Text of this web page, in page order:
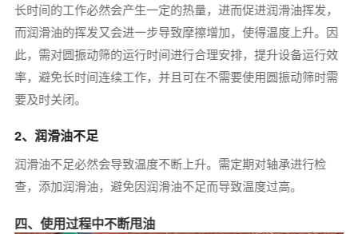
长时间的工作必然会产生一定的热量，进而促进润滑油挥发，
而润滑油的挥发又会进一步导致摩擦增加，使得温度上升。因
此，需对圆振动筛的运行时间进行合理安排，提升设备运行效
率，避免长时间连续工作，并且可在不需要使用圆振动筛时需
要及时关闭。
2、润滑油不足
润滑油不足必然会导致温度不断上升。需定期对轴承进行检
查，添加润滑油，避免因润滑油不足而导致温度过高。
四、使用过程中不断甩油